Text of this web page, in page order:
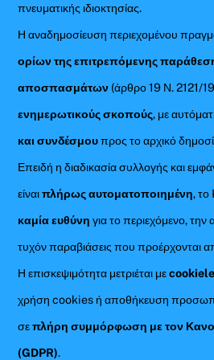
πνευματικής ιδιοκτησίας.
Η αναδημοσίευση περιεχομένου
ορίων της επιτρεπόμενης
αποσπασμάτων (άρθρο 19 Ν. 2121/
ενημερωτικούς σκοπούς, με
και συνδέσμουπρος το αρχικό
Επειδή η διαδικασία συλλογής και
είναιπλήρως αυτοματοποιημένη,
καμία ευθύνη για το περιεχόμενο, την
τυχόν παραβιάσεις που προέρχονται
Η επισκεψιμότητα μετριέται με
χρήση cookies ή αποθήκευση
σεπλήρη συμμόρφωση με τον
(GDPR).